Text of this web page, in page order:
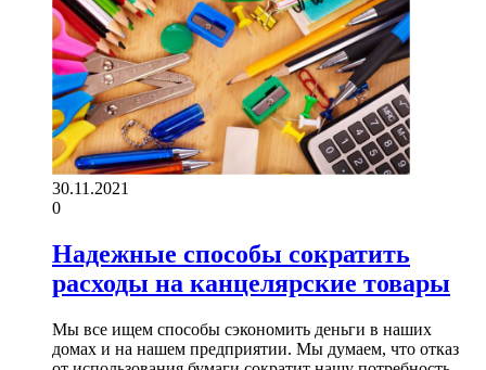
30.11.2021
0
Надежные способы сократить
расходы на канцелярские товары
Мы все ищем способы сэкономить деньги в наших
домах и на нашем предприятии. Мы думаем, что отказ